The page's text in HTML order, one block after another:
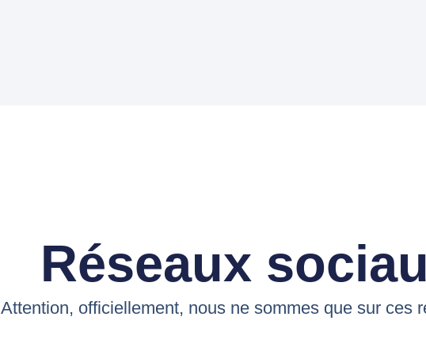
Réseaux
Attention, officiellement, nous ne sommes que sur ces